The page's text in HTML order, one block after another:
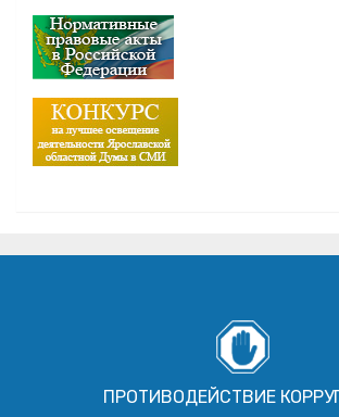
ПРОТИВОДЕЙСТВИЕ